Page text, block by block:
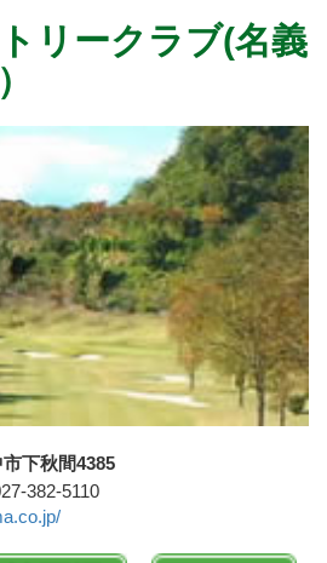
リークラブ(名義
下秋間4385
382-5110